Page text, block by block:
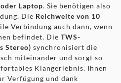
Laptop. Sie benötigen also
Die Reichweite von 10
Verbindung auch dann, wenn
befindet. Die TWS-
Stereo) synchronisiert die
miteinander und sorgt so
Klangerlebnis. Ihnen
Verfügung und dank